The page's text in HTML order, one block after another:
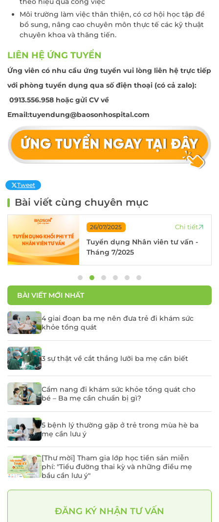
ĐĂNG KÝ KHÁM
Môi trường làm việc thân thiện, có cơ hội học tập để
bổ sung, nâng cao chuyên môn thực tế các kỹ thuật
chuyên khoa và thăng tiến.
LIÊN HỆ ỨNG TUYỂN
Ứng viên có nhu cầu ứng tuyển vui lòng liên hệ trực tiếp
với phòng tuyển dụng qua số điện thoại (có cả zalo):
0913.556.958 hoặc gửi CV về
Email:tuyendung@baosonhospital.com
Tweet
Bài viết cùng chuyên mục
26/07/2025
Tuyển dụng Nhân viên tư vấn -
Tháng 7/2025
Chi tiết
BÀI VIẾT MỚI NHẤT
4 giai đoạn ba mẹ nên đưa trẻ đi khám sức
khỏe tổng quát
3 sự thật về cắt thắng lưỡi ba mẹ cần biết
Cẩm nang đi khám sức khỏe tổng quát cho
bé – Ba mẹ cần chuẩn bị gì?
5 bệnh lý thường gặp ở trẻ trong mùa hè ba
mẹ cần lưu ý
[Thư mời] Tham gia lớp học tiền sản miễn
phí: "Tiểu đường thai kỳ và những điều mẹ
bầu cần lưu ý"
ĐĂNG KÝ NHẬN TƯ VẤN